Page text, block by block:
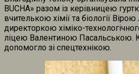
BUCHA» разом із керівницею
вчителькою хімії та біології
директоркою хіміко-
ліцею Валентиною Пасальською.
допомогло зі спецтехнікою.